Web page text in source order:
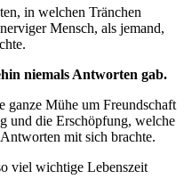
in welchen Tränchen
Mensch, als jemand,
niemals Antworten gab.
ganze Mühe um Freundschaft
und die Erschöpfung, welche
mit sich brachte.
viel wichtige Lebenszeit